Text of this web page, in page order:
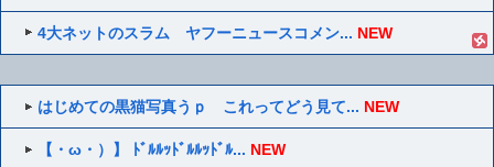
4大ネットのスラム ヤフーニュースコメン... NEW
はじめての黒猫写真うｐ これってどう見て... NEW
【・ω・）】 ﾄﾞﾙﾙｯﾄﾞﾙﾙｯﾄﾞﾙ... NEW